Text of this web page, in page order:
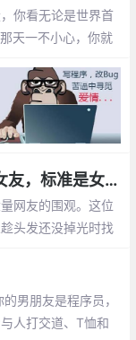
你看无论是世界首
天一不小心，你就
股
一位程序员相亲：趁头发还在找个女友，标准是女孩就行
网友的围观。这位
头发还没掉光时找
男朋友是程序员，
人打交道、T恤和